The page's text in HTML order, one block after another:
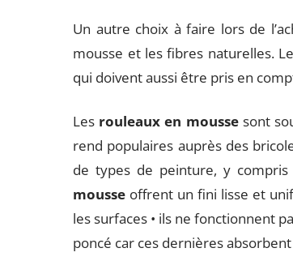
Un autre choix à faire lors de
mousse et les fibres naturelles.
qui doivent aussi être pris en
Les rouleaux en moussesont
rend populaires auprès des
de types de peinture, y compris
mousse offrent un fini lisse et
les surfaces • ils ne fonctionnent
poncé car ces dernières